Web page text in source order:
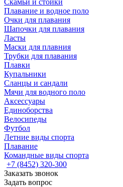
Скамьи и стойки
Плавание и водное поло
Очки для плавания
Шапочки для плавания
Ласты
Маски для плавния
Трубки для плавания
Плавки
Купальники
Сланцы и сандали
Мячи для водного поло
Аксессуары
Единоборства
Велосипеды
Футбол
Летние виды спорта
Плавание
Командные виды спорта
+7 (8452) 320-300
Заказать звонок
Задать вопрос